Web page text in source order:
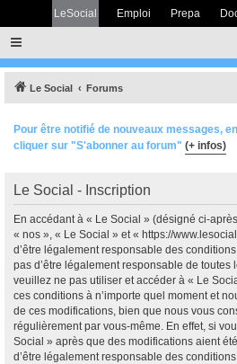
LeSocial Emploi Prepa
Le Social Forums
Pour être notifié de nouveaux messages,
cliquer sur "S'abonner au forum" (+ infos)
Le Social - Inscription
En accédant à « Le Social » (désigné ci-
« nos », « Le Social » et « https://
d’être légalement responsable des
pas d’être légalement responsable de toutes
veuillez ne pas utiliser et accéder à « Le
ces conditions à n’importe quel moment et
de ces modifications, bien que nous vous
régulièrement par vous-même. En effet, si
Social » après que des modifications aient
d’être légalement responsable des